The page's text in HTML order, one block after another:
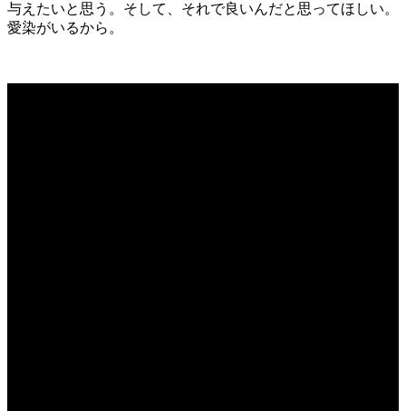
与えたいと思う。 そして、それで良いんだと思ってほしい。
愛染がいるから。